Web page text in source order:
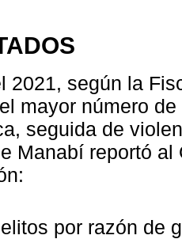
2021, según la
mayor número
seguida de
Manabí reportó
por razón de